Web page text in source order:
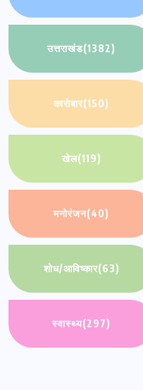
उत्तराखंड(1382)
कारोबार(150)
खेल(119)
मनोरंजन(40)
शोध/आविष्कार(63)
स्वास्थ्य(297)